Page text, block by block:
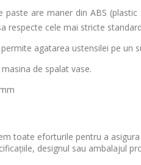
paste are maner din ABS
respecte cele mai stricte
agatarea ustensilei pe un
de spalat vase.
toate eforturile pentru a
designul sau ambalajul